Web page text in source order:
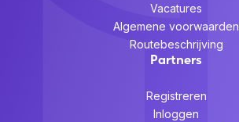
Vacatures
Algemene voorwaarden
Routebeschrijving
Partners
Registreren
Inloggen